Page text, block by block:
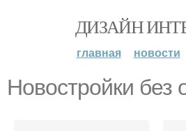
ДИЗАЙН
главная новости
Новостройки без